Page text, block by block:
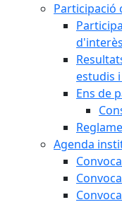
Participació
estudis
Ens de
Agenda